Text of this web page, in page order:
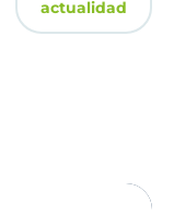
actualidad